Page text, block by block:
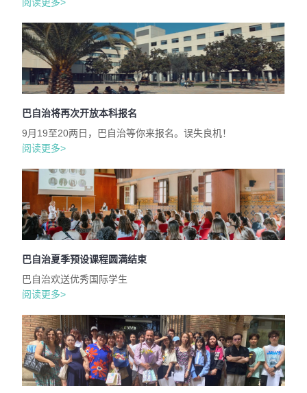
巴自治将再次开放本科报名
9月19至20两日，巴自治等你来报名。误失良机！
阅读更多>
巴自治夏季预设课程圆满结束
巴自治欢送优秀国际学生
阅读更多>